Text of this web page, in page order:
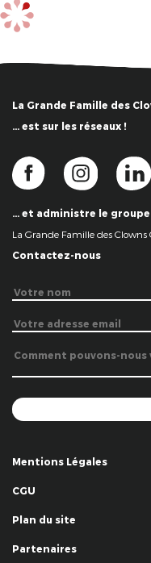
La Grande Famille des
… est sur les réseaux !
… et administre le groupe
La Grande Famille des Clowns
Contactez-nous
Mentions Légales
CGU
Plan du site
Partenaires